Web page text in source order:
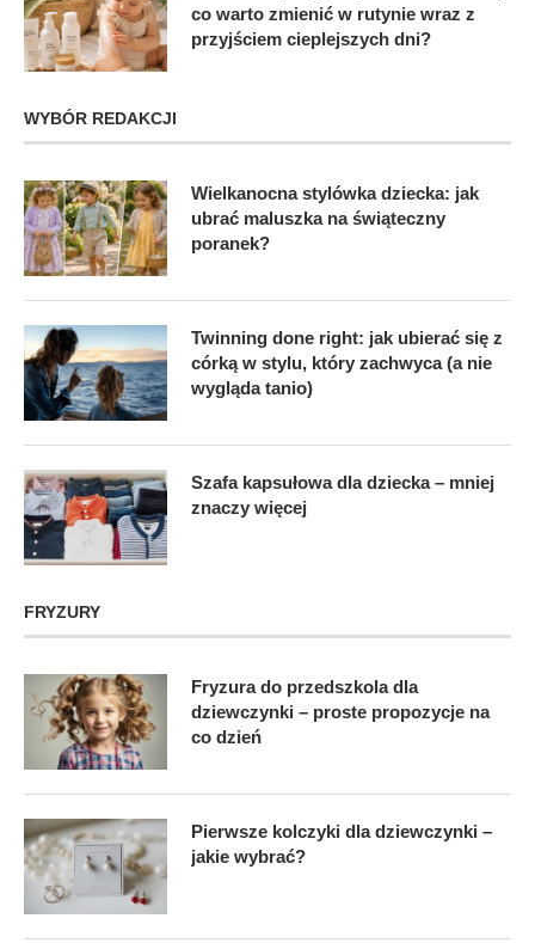
co warto zmienić w rutynie wraz z
przyjściem cieplejszych dni?
WYBÓR REDAKCJI
Wielkanocna stylówka dziecka: jak
ubrać maluszka na świąteczny
poranek?
Twinning done right: jak ubierać się z
córką w stylu, który zachwyca (a nie
wygląda tanio)
Szafa kapsułowa dla dziecka – mniej
znaczy więcej
FRYZURY
Fryzura do przedszkola dla
dziewczynki – proste propozycje na
co dzień
Pierwsze kolczyki dla dziewczynki –
jakie wybrać?